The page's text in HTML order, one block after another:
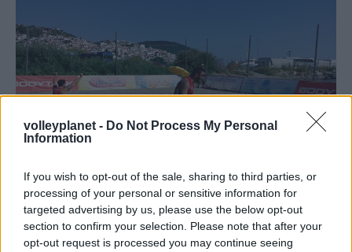
volleyplanet - Do Not Process My Personal
Information
If you wish to opt-out of the sale, sharing to third parties, or
processing of your personal or sensitive information for
targeted advertising by us, please use the below opt-out
section to confirm your selection. Please note that after your
opt-out request is processed you may continue seeing
BEACH VOLLEY 19/07/2015
«Φέρτε μου τον… Παπαδημητρίου» (φωτό)